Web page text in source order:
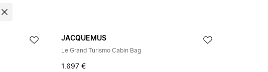
JACQUEMUS
Le Grand Turismo Cabin Bag
1.697 €